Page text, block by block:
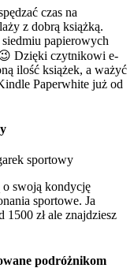
czas na
z dobrą książką.
siedmiu papierowych
Dzięki czytnikowi e-
ilość książek, a ważyć
Paperwhite już od
swoją kondycję
sportowe. Ja
zł ale znajdziesz
podróżnikom